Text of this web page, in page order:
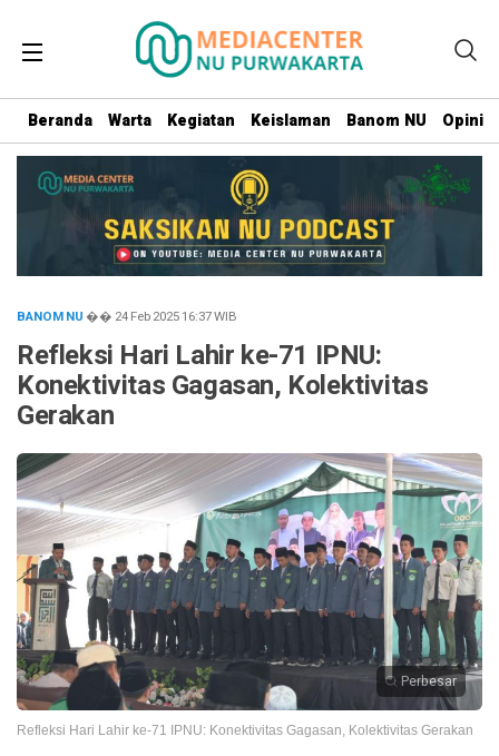
Beranda Warta Kegiatan Keislaman Banom NU Opini
BANOM NU�� 24 Feb 202516:37WIB
Refleksi Hari Lahir ke-71 IPNU:
Konektivitas Gagasan, Kolektivitas
Gerakan
Perbesar
Refleksi Hari Lahir ke-71 IPNU: Konektivitas Gagasan, Kolektivitas Gerakan